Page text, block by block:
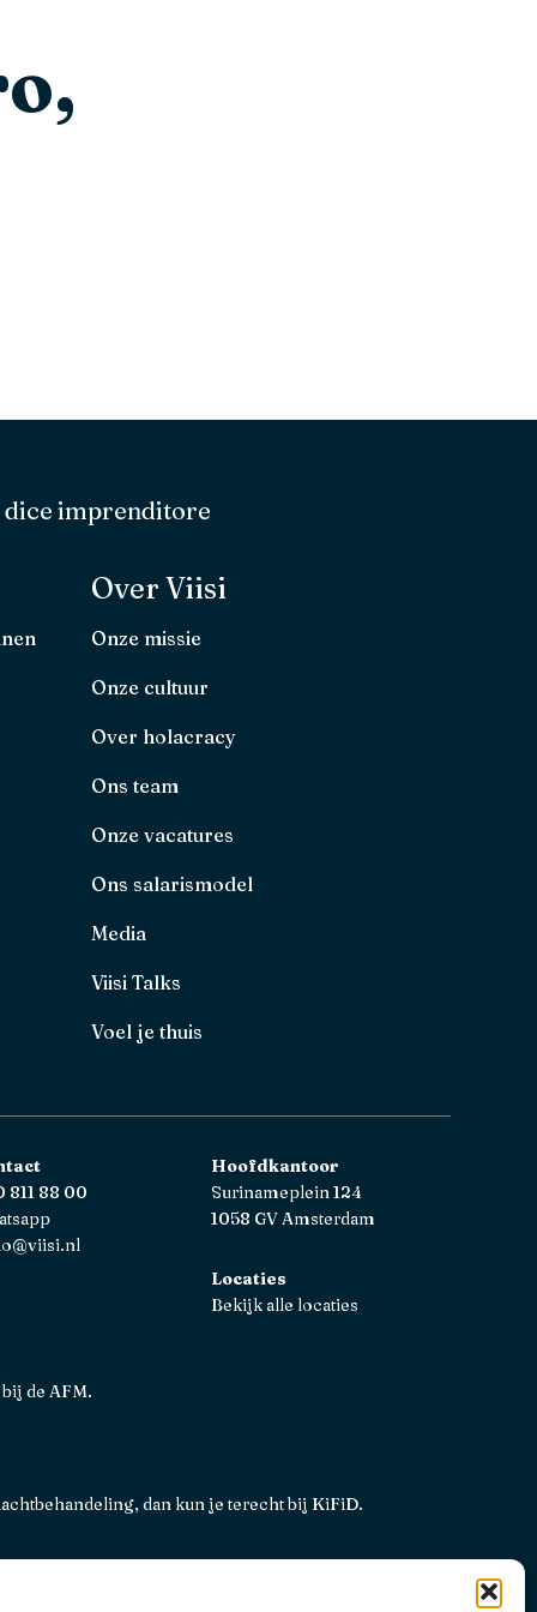
dice imprenditore
Over Viisi
Onze missie
Onze cultuur
Over holacracy
Ons team
Onze vacatures
Ons salarismodel
Media
Viisi Talks
Voel je thuis
811 88 00
Hoofdkantoor
Surinameplein 124
1058 GV Amsterdam
Locaties
Bekijk alle locaties
de AFM.
dan kun je terecht bij KiFiD.